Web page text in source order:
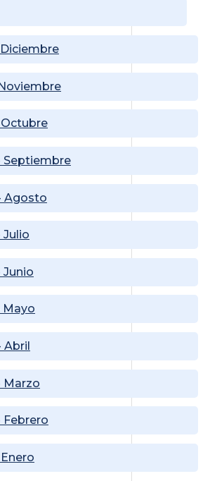
Enero
Febrero
Marzo
Abril
Mayo
Junio
Julio
Agosto
Septiembre
Octubre
Noviembre
Diciembre